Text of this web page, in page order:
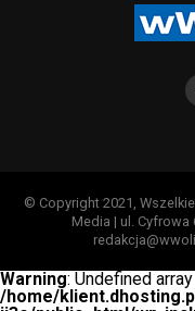
© Copyright 2021,
Media | ul. Cyfrowa
Warning: Undefined
/home/